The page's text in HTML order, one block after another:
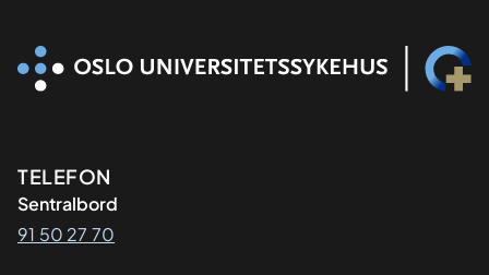
Kontaktinformasjon
TELEFON
Sentralbord
91 50 27 70